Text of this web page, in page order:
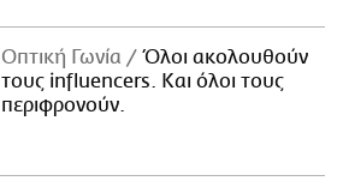
Οπτική Γωνία
Όλοι ακολουθούν
τους influencers. Και όλοι τους
περιφρονούν.